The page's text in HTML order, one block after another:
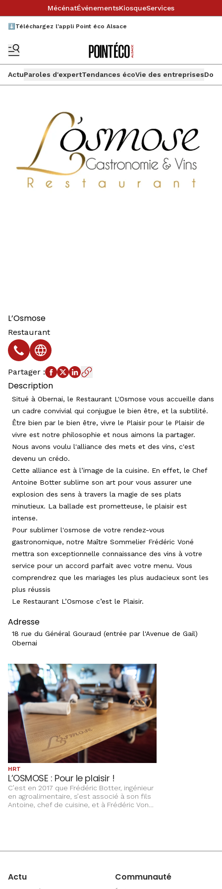
MécénatÉvénementsKiosqueServices
⬇️Téléchargez l'appli Point éco Alsace
ActuParoles d'expertTendances écoVie des entreprises
L’Osmose
Restaurant
Téléphone
Site web
Partager :
Description
Situé à Obernai, le Restaurant L'Osmose vous accueille dans
un cadre convivial qui conjugue le bien être, et la subtilité.
Être bien par le bien être, vivre le Plaisir pour le Plaisir de
vivre est notre philosophie et nous aimons la partager.
Nous avons voulu l'alliance des mets et des vins, c'est
devenu un crédo.
Cette alliance est à l’image de la cuisine. En effet, le Chef
Antoine Botter sublime son art pour vous assurer une
explosion des sens à travers la magie de ses plats
minutieux. La ballade est prometteuse, le plaisir est
intense.
Pour sublimer l'osmose de votre rendez-vous
gastronomique, notre Maître Sommelier Frédéric Voné
mettra son exceptionnelle connaissance des vins à votre
service pour un accord parfait avec votre menu. Vous
comprendrez que les mariages les plus audacieux sont les
plus réussis
Le Restaurant L’Osmose c’est le Plaisir.
Adresse
18 rue du Général Gouraud (entrée par l'Avenue de Gail)
Obernai
HRT
L’OSMOSE : Pour le plaisir !
C’est en 2017 que Frédéric Botter, ingénieur
en agroalimentaire, s’est associé à son fils
Antoine, chef de cuisine, et à Frédéric Voné,
Actu Communauté